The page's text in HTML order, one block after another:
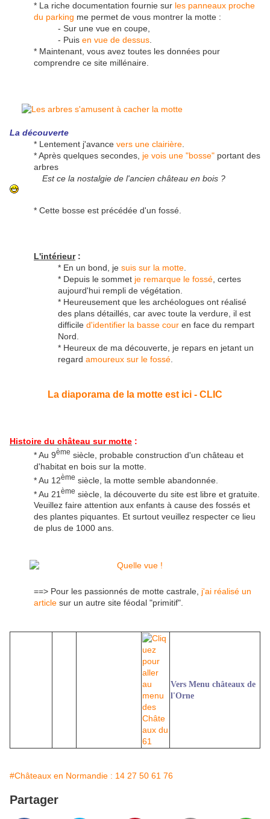
* La riche documentation fournie sur les panneaux proche
du parking me permet de vous montrer la motte :
- Sur une vue en coupe,
- Puis en vue de dessus
* Maintenant, vous avez toutes les données pour
comprendre ce site millénaire.
La découverte
* Lentement j'avance vers une clairière
* Après quelques secondes, je vois une "bosse" portant des
arbres
Est ce la nostalgie de l'ancien château en bois ?
* Cette bosse est précédée d'un fossé.
L'intérieur:
* En un bond, je suis sur la motte
* Depuis le sommet je remarque le fossé , certes
aujourd'hui rempli de végétation.
* Heureusement que les archéologues ont réalisé
des plans détaillés, car avec toute la verdure, il est
difficile d'identifier la basse cour en face du rempart
Nord.
* Heureux de ma découverte, je repars en jetant un
regard amoureux sur le fossé
La diaporama de la motte est ici - CLIC
Histoire du château sur motte :
* Au 9ème siècle, probable construction d'un château et
d'habitat en bois sur la motte.
* Au 12ème siècle, la motte semble abandonnée.
* Au 21 ème siècle, la découverte du site est libre et gratuite.
Veuillez faire attention aux enfants à cause des fossés et
des plantes piquantes. Et surtout veuillez respecter ce lieu
de plus de 1000 ans.
==> Pour les passionnés de motte castrale, j'ai réalisé un
article sur un autre site féodal "primitif".
Vers Menu châteaux de
l'Orne
#Châteaux en Normandie : 14 27 50 61 76
Partager